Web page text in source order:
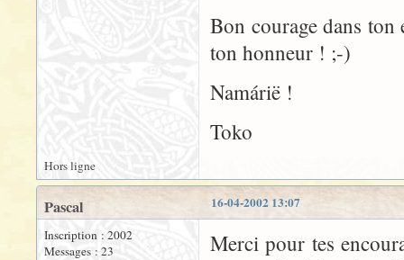
Bon courage dans
ton honneur ! ;-)
Namárië !
Toko
Hors ligne
16-04-2002 13:07
Pascal
Inscription : 2002
Messages : 23
Merci pour tes